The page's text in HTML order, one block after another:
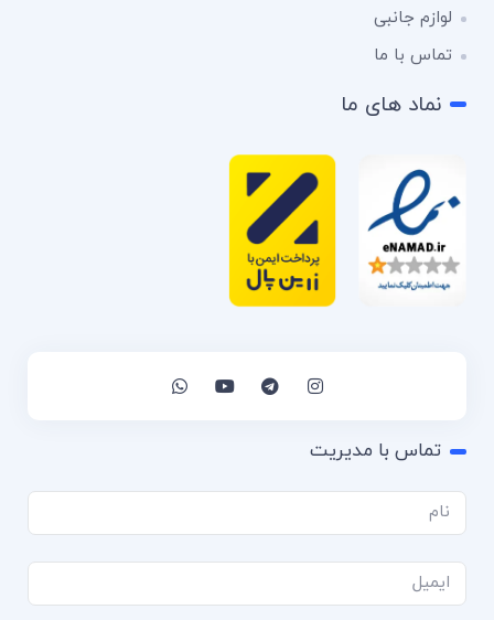
لوازم جانبی
تماس با ما
نماد های ما
تماس با مدیریت